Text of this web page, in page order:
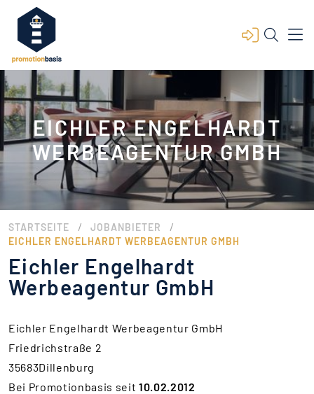
EICHLER ENGELHARDT
WERBEAGENTUR GMBH
STARTSEITE / JOBANBIETER /
EICHLER ENGELHARDT WERBEAGENTUR GMBH
Eichler Engelhardt
Werbeagentur GmbH
Eichler Engelhardt Werbeagentur GmbH
Friedrichstraße 2
35683Dillenburg
Bei Promotionbasis seit10.02.2012